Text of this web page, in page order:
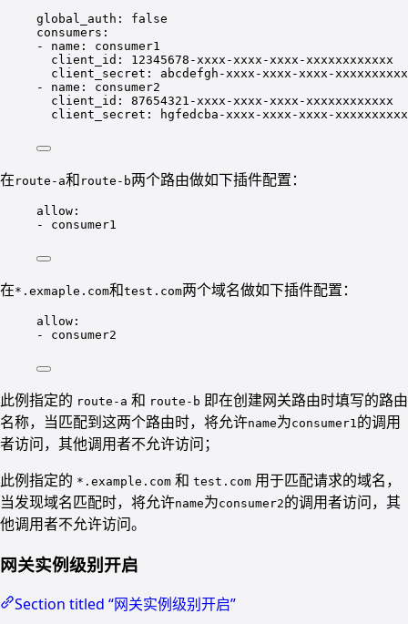
global_auth : false
consumers :
- name : consumer1
client_id : 12345678-xxxx-xxxx-xxxx-xxxxxxxxxxxx
client_secret : abcdefgh-xxxx-xxxx-xxxx-
- name : consumer2
client_id : 87654321-xxxx-xxxx-xxxx-xxxxxxxxxxxx
client_secret : hgfedcba-xxxx-xxxx-xxxx-
在 route-a和 route-b两个路由做如下插件配置：
allow :
- consumer1
在*.exmaple.com和test.com两个域名做如下插件配置：
allow :
- consumer2
此例指定的 route-a 和 route-b 即在创建网关路由时填写的路由
名称，当匹配到这两个路由时，将允许name为consumer1 的调用
者访问，其他调用者不允许访问；
此例指定的 *.example.com 和 test.com 用于匹配请求的域名，
当发现域名匹配时，将允许name为consumer2的调用者访问，其
他调用者不允许访问。
网关实例级别开启
Section titled “网关实例级别开启”